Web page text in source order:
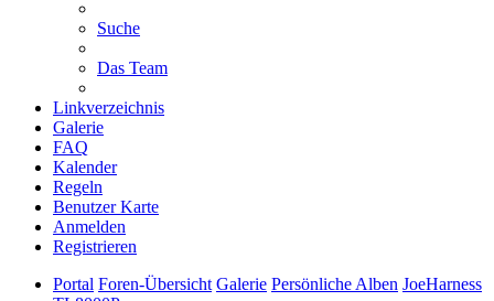
Suche
Das Team
Linkverzeichnis
Galerie
FAQ
Kalender
Regeln
Benutzer Karte
Anmelden
Registrieren
Portal Foren-Übersicht Galerie Persönliche Alben JoeHarness